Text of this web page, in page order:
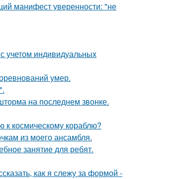
манифест уверенности: "не
учетом индивидуальных
умер.
на последнем звонке.
к космическому кораблю?
из моего ансамбля.
занятие для ребят.
как я слежу за формой -